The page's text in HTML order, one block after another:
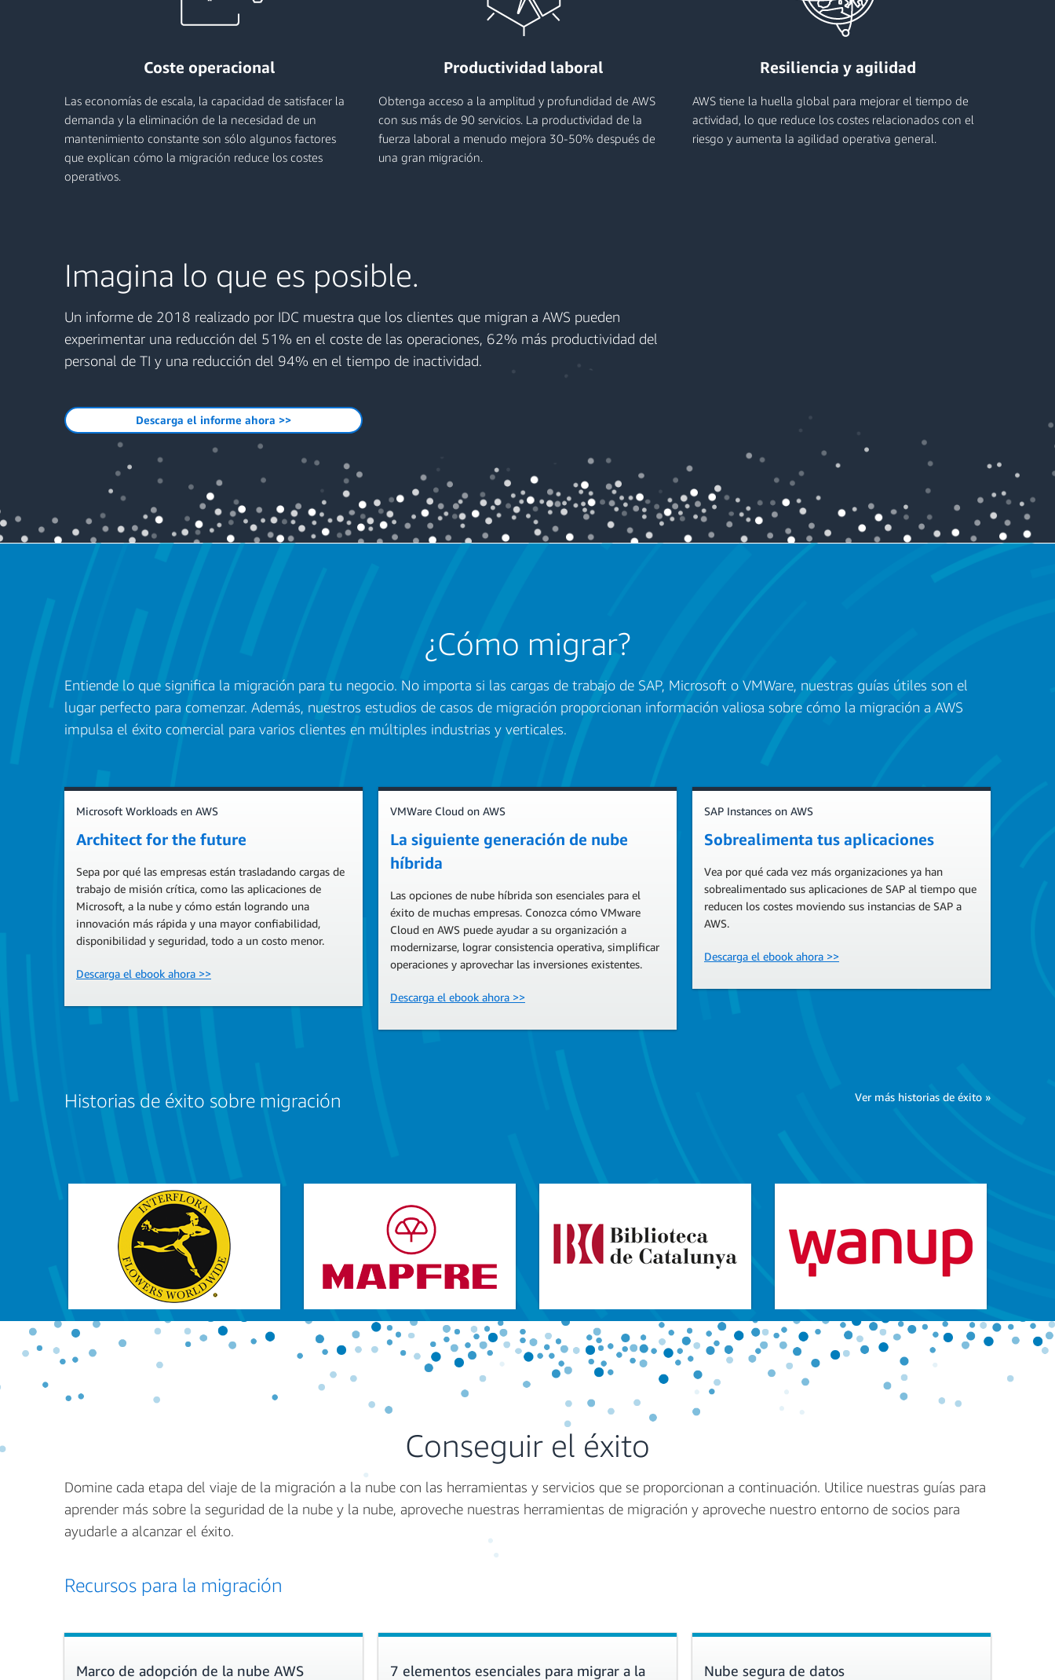
Coste operacional
Las economías de escala, la capacidad de satisfacer la
demanda y la eliminación de la necesidad de un
mantenimiento constante son sólo algunos factores
que explican cómo la migración reduce los costes
operativos.
Productividad laboral
Obtenga acceso a la amplitud y profundidad de AWS
con sus más de 90 servicios. La productividad de la
fuerza laboral a menudo mejora 30-50% después de
una gran migración.
Resiliencia y agilidad
AWS tiene la huella global para mejorar el tiempo de
actividad, lo que reduce los costes relacionados con el
riesgo y aumenta la agilidad operativa general.
Imagina lo que es posible.
Un informe de 2018 realizado por IDC muestra que los clientes que migran a AWS pueden
experimentar una reducción del 51% en el coste de las operaciones, 62% más productividad del
personal de TI y una reducción del 94% en el tiempo de inactividad.
Descarga el informe ahora >>
¿Cómo migrar?
Entiende lo que significa la migración para tu negocio. No importa si las cargas de trabajo de SAP, Microsoft o VMWare, nuestras guías útiles son el
lugar perfecto para comenzar. Además, nuestros estudios de casos de migración proporcionan información valiosa sobre cómo la migración a AWS
impulsa el éxito comercial para varios clientes en múltiples industrias y verticales.
Microsoft Workloads en AWS
Architect for the future
Sepa por qué las empresas están trasladando cargas de
trabajo de misión crítica, como las aplicaciones de
Microsoft, a la nube y cómo están logrando una
innovación más rápida y una mayor confiabilidad,
disponibilidad y seguridad, todo a un costo menor.
Descarga el ebook ahora >>
VMWare Cloud on AWS
La siguiente generación de nube
híbrida
Las opciones de nube híbrida son esenciales para el
éxito de muchas empresas. Conozca cómo VMware
Cloud en AWS puede ayudar a su organización a
modernizarse, lograr consistencia operativa, simplificar
operaciones y aprovechar las inversiones existentes.
Descarga el ebook ahora >>
SAP Instances on AWS
Sobrealimenta tus aplicaciones
Vea por qué cada vez más organizaciones ya han
sobrealimentado sus aplicaciones de SAP al tiempo que
reducen los costes moviendo sus instancias de SAP a
AWS.
Descarga el ebook ahora >>
Historias de éxito sobre migración Ver más historias de éxito »
Conseguir el éxito
Domine cada etapa del viaje de la migración a la nube con las herramientas y servicios que se proporcionan a continuación. Utilice nuestras guías para
aprender más sobre la seguridad de la nube y la nube, aproveche nuestras herramientas de migración y aproveche nuestro entorno de socios para
ayudarle a alcanzar el éxito.
Recursos para la migración
Marco de adopción de la nube AWS 7 elementos esenciales para migrar a la Nube segura de datos